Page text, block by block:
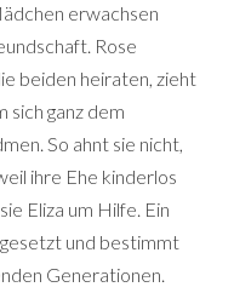
erwachsen
Rose
beiden heiraten, zieht
sich ganz dem
So ahnt sie nicht,
ihre Ehe kinderlos
Eliza um Hilfe. Ein
und bestimmt
Generationen.